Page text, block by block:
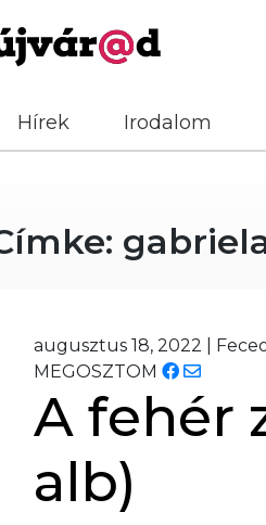
Hírek Irodalom
augusztus 18, 2022
MEGOSZTOM
A fehér
alb)